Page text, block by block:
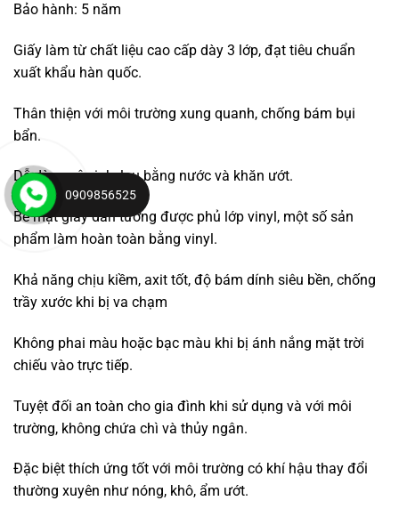
Bảo hành: 5 năm
Giấy làm từ chất liệu cao cấp dày 3 lớp, đạt tiêu chuẩn
xuất khẩu hàn quốc.
Thân thiện với môi trường xung quanh, chống bám bụi
bẩn.
Dễ dàng vệ sinh, lau bằng nước và khăn ướt.
Bề mặt giấy dán tường được phủ lớp vinyl, một số sản
phẩm làm hoàn toàn bằng vinyl.
Khả năng chịu kiềm, axit tốt, độ bám dính siêu bền, chống
trầy xước khi bị va chạm
Không phai màu hoặc bạc màu khi bị ánh nắng mặt trời
chiếu vào trực tiếp.
Tuyệt đối an toàn cho gia đình khi sử dụng và với môi
trường, không chứa chì và thủy ngân.
Đặc biệt thích ứng tốt với môi trường có khí hậu thay đổi
thường xuyên như nóng, khô, ẩm ướt.
0909856525